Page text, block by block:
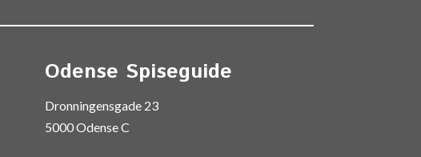
Odense Spiseguide
Dronningensgade 23
5000 Odense C